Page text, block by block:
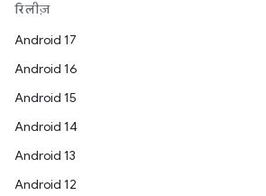
रिलीज़
Android 17
Android 16
Android 15
Android 14
Android 13
Android 12